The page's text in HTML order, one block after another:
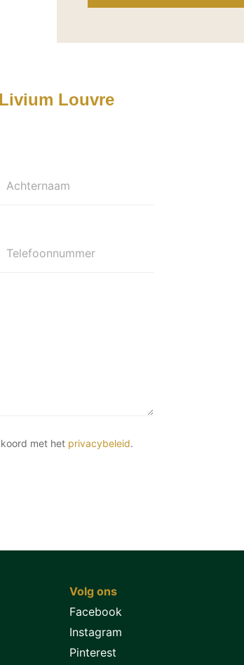
Livium Louvre
Achternaam
Telefoonnummer
met het privacybeleid.
Volg ons
Facebook
Instagram
Pinterest